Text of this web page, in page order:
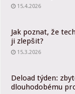
15.4.2026
Jak poznat, že
ji zlepšit?
15.3.2026
Deload týden:
dlouhodobému